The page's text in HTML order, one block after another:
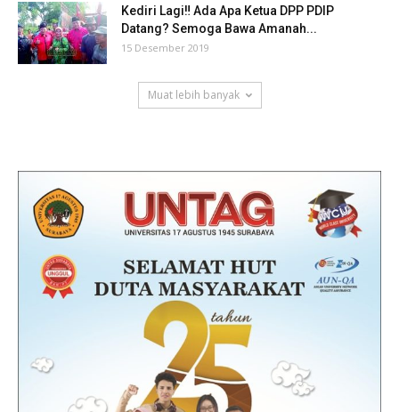
Kediri Lagi‼ Ada Apa Ketua DPP PDIP
Datang? Semoga Bawa Amanah...
15 Desember 2019
Muat lebih banyak